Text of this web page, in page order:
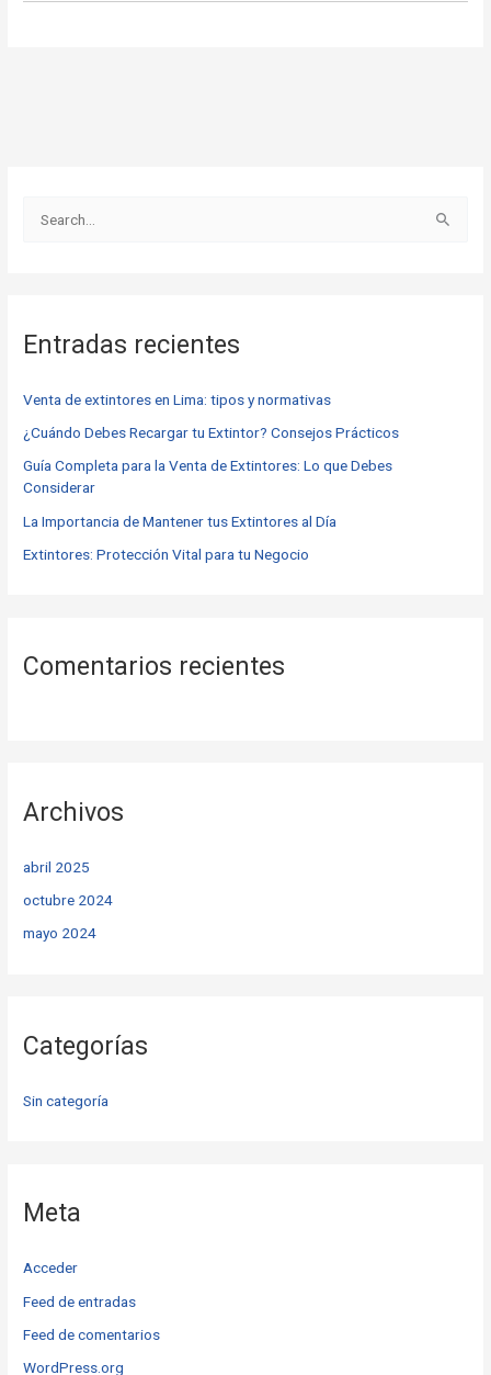
a
p
o
r
:
Entradas recientes
Venta de extintores en Lima: tipos y normativas
¿Cuándo Debes Recargar tu Extintor? Consejos Prácticos
Guía Completa para la Venta de Extintores: Lo que Debes
Considerar
La Importancia de Mantener tus Extintores al Día
Extintores: Protección Vital para tu Negocio
Comentarios recientes
Archivos
abril 2025
octubre 2024
mayo 2024
Categorías
Sin categoría
Meta
Acceder
Feed de entradas
Feed de comentarios
WordPress.org